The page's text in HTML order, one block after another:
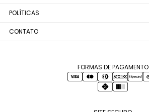
POLÍTICAS
CONTATO
FORMAS DE PAGAMENTO